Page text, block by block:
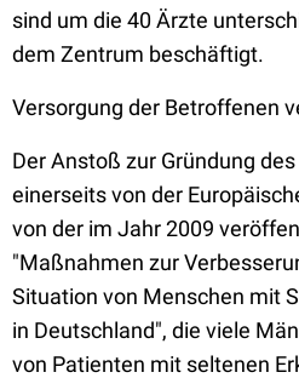
sind um die 40 Ärzte
dem Zentrum beschäftigt.
Versorgung der Betroffenen
Der Anstoß zur Gründung
einerseits von der
von der im Jahr 2009
"Maßnahmen zur
Situation von Menschen mit
in Deutschland", die viele
von Patienten mit seltenen